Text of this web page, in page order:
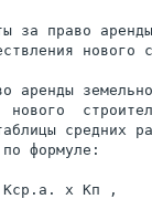
за право
нового
аренды
нового
средних
формуле:
x Кп ,